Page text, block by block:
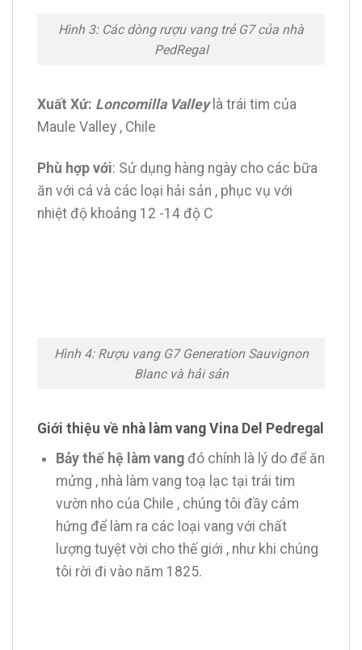
Hình 3: Các dòng rượu vang trẻ G7 của nhà
PedRegal
Xuất Xứ: Loncomilla Valleylà trái tim của
Maule Valley , Chile
Phù hợp với: Sử dụng hàng ngày cho các bữa
ăn với cá và các loại hải sản , phục vụ với
nhiệt độ khoảng 12 -14 độ C
Hình 4: Rượu vang G7 Generation Sauvignon
Blanc và hải sản
Giới thiệu về nhà làm vang Vina Del Pedregal
Bảy thế hệ làm vangđó chính là lý do để ăn
mửng , nhà làm vang toạ lạc tại trái tim
vườn nho của Chile , chúng tôi đầy cảm
hứng để làm ra các loại vang với chất
lượng tuyệt vời cho thế giới , như khi chúng
tôi rời đi vào năm 1825.